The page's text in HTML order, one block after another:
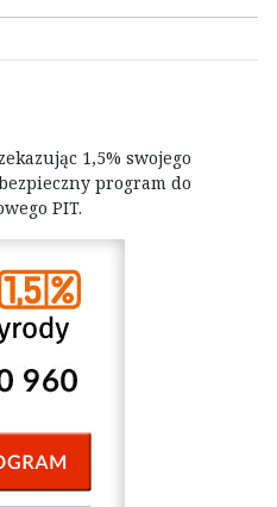
1,5% swojego
program do
PIT.